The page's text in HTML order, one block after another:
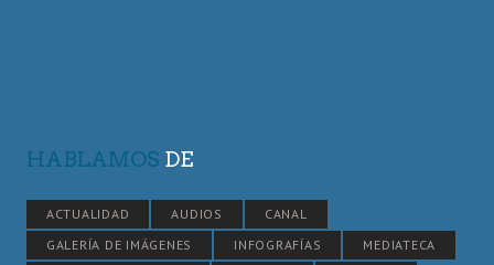
HABLAMOS DE
ACTUALIDAD AUDIOS
CANAL
GALERÍA DE IMÁGENES
INFOGRAFÍAS
MEDIATECA